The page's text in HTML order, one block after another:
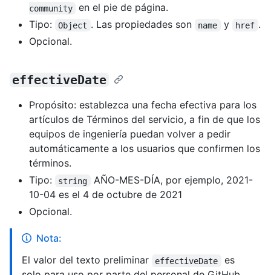
community
en el pie de página.
Tipo:
Object . Las propiedades son name y href .
Opcional.
effectiveDate
Propósito: establezca una fecha efectiva para los
artículos de Términos del servicio, a fin de que los
equipos de ingeniería puedan volver a pedir
automáticamente a los usuarios que confirmen los
términos.
Tipo:
string
AÑO-MES-DÍA, por ejemplo, 2021-
10-04 es el 4 de octubre de 2021
Opcional.
Nota:
El valor del texto preliminar
effectiveDate
es